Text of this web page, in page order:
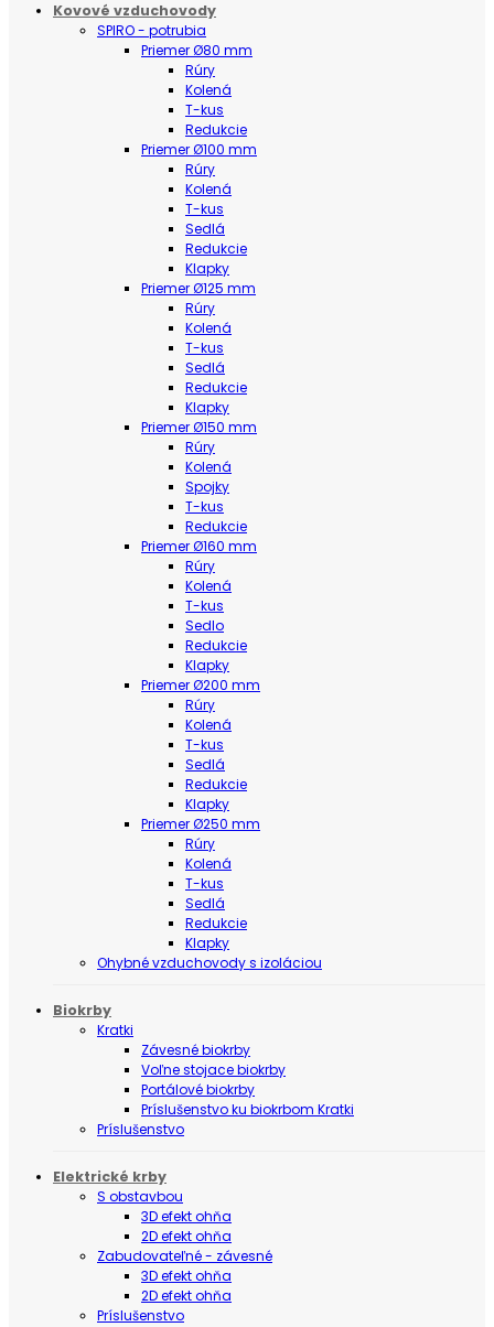
Kovové vzduchovody
SPIRO - potrubia
Priemer Ø80 mm
Rúry
Kolená
T-kus
Redukcie
Priemer Ø100 mm
Rúry
Kolená
T-kus
Sedlá
Redukcie
Klapky
Priemer Ø125 mm
Rúry
Kolená
T-kus
Sedlá
Redukcie
Klapky
Priemer Ø150 mm
Rúry
Kolená
Spojky
T-kus
Redukcie
Priemer Ø160 mm
Rúry
Kolená
T-kus
Sedlo
Redukcie
Klapky
Priemer Ø200 mm
Rúry
Kolená
T-kus
Sedlá
Redukcie
Klapky
Priemer Ø250 mm
Rúry
Kolená
T-kus
Sedlá
Redukcie
Klapky
Ohybné vzduchovody s izoláciou
Biokrby
Kratki
Závesné biokrby
Voľne stojace biokrby
Portálové biokrby
Príslušenstvo ku biokrbom Kratki
Príslušenstvo
Elektrické krby
S obstavbou
3D efekt ohňa
2D efekt ohňa
Zabudovateľné - závesné
3D efekt ohňa
2D efekt ohňa
Príslušenstvo